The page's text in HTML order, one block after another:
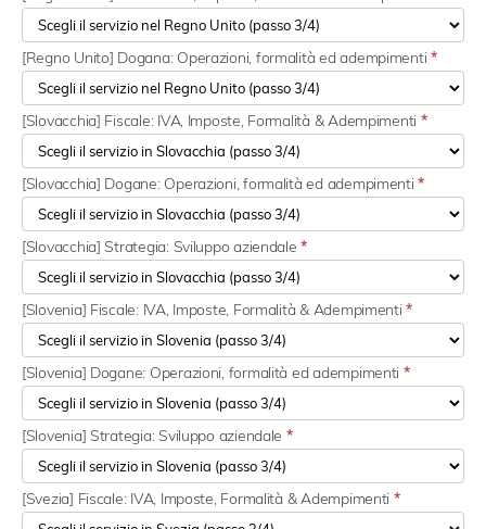
[Regno Unito] Dogana: Operazioni, formalità ed adempimenti*
[Slovacchia] Fiscale: IVA, Imposte, Formalità & Adempimenti *
[Slovacchia] Dogane: Operazioni, formalità ed adempimenti*
[Slovacchia] Strategia: Sviluppo aziendale*
[Slovenia] Fiscale: IVA, Imposte, Formalità & Adempimenti*
[Slovenia] Dogane: Operazioni, formalità ed adempimenti *
[Slovenia] Strategia: Sviluppo aziendale *
[Svezia] Fiscale: IVA, Imposte, Formalità & Adempimenti *